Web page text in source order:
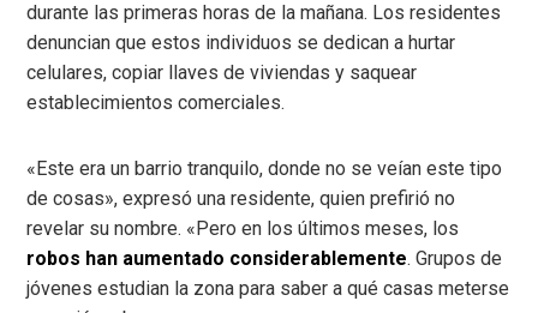
durante las primeras horas de la mañana. Los residentes
denuncian que estos individuos se dedican a hurtar
celulares, copiar llaves de viviendas y saquear
establecimientos comerciales.
«Este era un barrio tranquilo, donde no se veían este tipo
de cosas», expresó una residente, quien prefirió no
revelar su nombre. «Pero en los últimos meses, los
robos han aumentado considerablemente. Grupos de
jóvenes estudian la zona para saber a qué casas meterse